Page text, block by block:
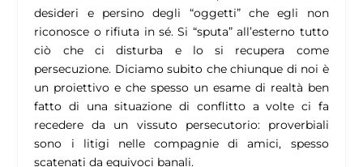
desideri e persino degli “oggetti” che egli non
riconosce o rifiuta in sé. Si “sputa” all’esterno tutto
ciò che ci disturba e lo si recupera come
persecuzione. Diciamo subito che chiunque di noi è
un proiettivo e che spesso un esame di realtà ben
fatto di una situazione di conflitto a volte ci fa
recedere da un vissuto persecutorio: proverbiali
sono i litigi nelle compagnie di amici, spesso
scatenati da equivoci banali.